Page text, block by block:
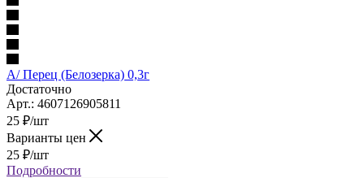
А/ Перец (Белозерка) 0,3г
Достаточно
Арт.: 4607126905811
25 ₽/шт
Варианты цен
25 ₽/шт
Подробности